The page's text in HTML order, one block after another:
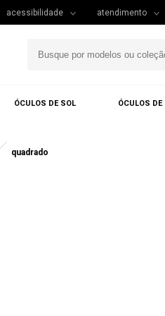
acessibilidade atendimento
ÓCULOS DE SOL ÓCULOS DE
quadrado